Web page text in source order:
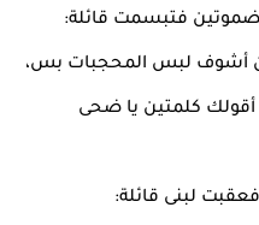
فتبسمت قائلة:
أشوف لبس المحجبات بس،
أقولك كلمتين يا ضحى
لبنى قائلة: